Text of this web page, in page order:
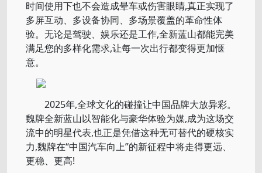
时间使用下也不会造成晕车或伤害眼睛,真正实现了
多屏互动、多设备协同、多场景覆盖的革命性体
验。无论是驾驶、娱乐还是工作,全新蓝山都能完美
满足您的多样化需求,让每一次出行都变得更加惬
意。
2025年,全球文化的碰撞让中国品牌大放异彩。
魏牌全新蓝山以智能化与豪华体验为媒,成为这场交
流中的明星代表,也正是凭借这种无可替代的硬核实
力,魏牌在“中国汽车向上”的新征程中将走得更远、
更稳、更高!